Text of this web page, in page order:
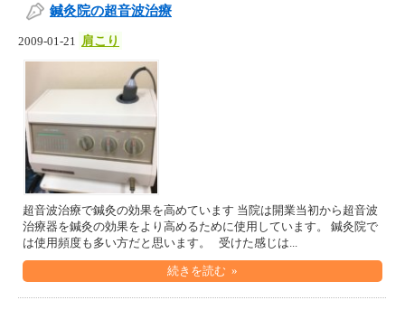
鍼灸院の超音波治療
2009-01-21 肩こり
超音波治療で鍼灸の効果を高めています 当院は開業当初から超音波
治療器を鍼灸の効果をより高めるために使用しています。 鍼灸院で
は使用頻度も多い方だと思います。 受けた感じは...
続きを読む »